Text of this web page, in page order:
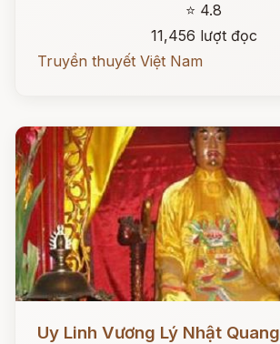
⭐ 4.8
11,456 lượt đọc
Truyền thuyết Việt Nam
Uy Linh Vương Lý Nhật Quang